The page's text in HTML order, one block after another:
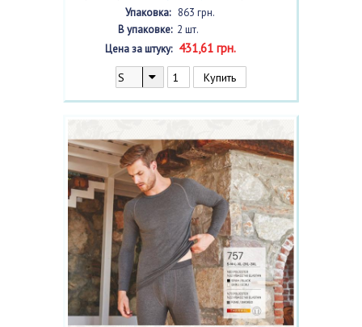
Упаковка: 863 грн.
В упаковке:2 шт.
Цена за штуку:431,61 грн.